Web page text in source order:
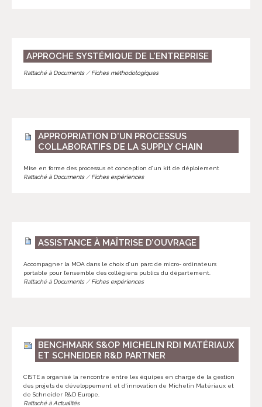
APPROCHE SYSTÉMIQUE DE L'ENTREPRISE
Rattaché à Documents / Fiches méthodologiques
APPROPRIATION D'UN PROCESSUS
COLLABORATIFS DE LA SUPPLY CHAIN
Mise en forme des processus et conception d’un kit de déploiement
Rattaché à Documents / Fiches expériences
ASSISTANCE À MAÎTRISE D’OUVRAGE
Accompagner la MOA dans le choix d’un parc de micro- ordinateurs
portable pour l’ensemble des collégiens publics du département.
Rattaché à Documents / Fiches expériences
BENCHMARK S&OP MICHELIN RDI MATÉRIAUX
ET SCHNEIDER R&D PARTNER
CISTE a organisé la rencontre entre les équipes en charge de la gestion
des projets de développement et d'innovation de Michelin Matériaux et
de Schneider R&D Europe.
Rattaché à Actualités